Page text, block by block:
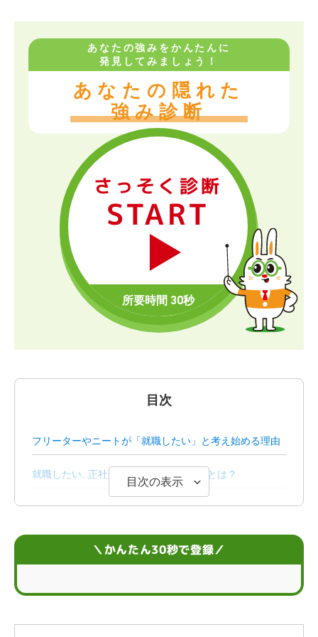
あなたの強みをかんたんに
発見してみましょう！
あなたの隠れた
強み診断
さっそく診断
START
目次
フリーターやニートが「就職したい」と考え始める理由
就職したい…正社員になるのに大切なことは？
就職したい人が最初に始めること
目次の表示
＼かんたん30秒で登録／